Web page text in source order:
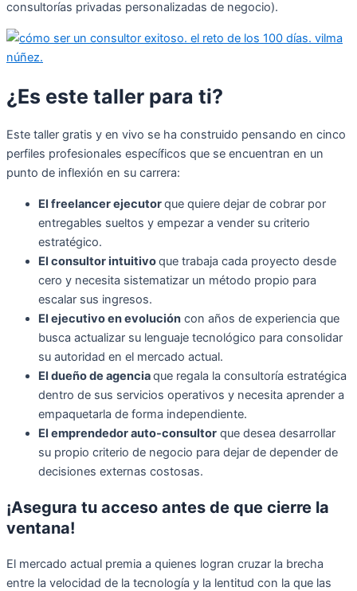
consultorías privadas personalizadas de negocio).
¿Es este taller para ti?
Este taller gratis y en vivo se ha construido pensando en cinco
perfiles profesionales específicos que se encuentran en un
punto de inflexión en su carrera:
El freelancer ejecutorque quiere dejar de cobrar por
entregables sueltos y empezar a vender su criterio
estratégico.
El consultor intuitivoque trabaja cada proyecto desde
cero y necesita sistematizar un método propio para
escalar sus ingresos.
El ejecutivo en evolución con años de experiencia que
busca actualizar su lenguaje tecnológico para consolidar
su autoridad en el mercado actual.
El dueño de agenciaque regala la consultoría estratégica
dentro de sus servicios operativos y necesita aprender a
empaquetarla de forma independiente.
El emprendedor auto-consultor que desea desarrollar
su propio criterio de negocio para dejar de depender de
decisiones externas costosas.
¡Asegura tu acceso antes de que cierre la
ventana!
El mercado actual premia a quienes logran cruzar la brecha
entre la velocidad de la tecnología y la lentitud con la que las